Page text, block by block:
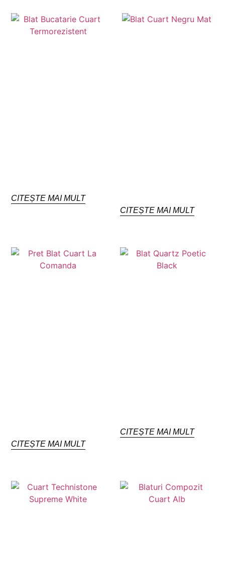
CITEȘTE MAI MULT
CITEȘTE MAI MULT
CITEȘTE MAI MULT
CITEȘTE MAI MULT